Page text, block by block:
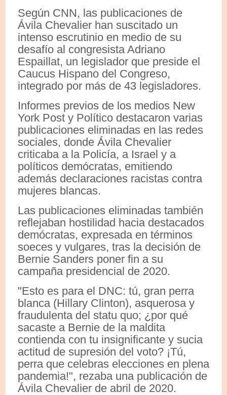
Según CNN, las publicaciones de
Ávila Chevalier han suscitado un
intenso escrutinio en medio de su
desafío al congresista Adriano
Espaillat, un legislador que preside el
Caucus Hispano del Congreso,
integrado por más de 43 legisladores.
Informes previos de los medios New
York Post y Político destacaron varias
publicaciones eliminadas en las redes
sociales, donde Ávila Chevalier
criticaba a la Policía, a Israel y a
políticos demócratas, emitiendo
además declaraciones racistas contra
mujeres blancas.
Las publicaciones eliminadas también
reflejaban hostilidad hacia destacados
demócratas, expresada en términos
soeces y vulgares, tras la decisión de
Bernie Sanders poner fin a su
campaña presidencial de 2020.
"Esto es para el DNC: tú, gran perra
blanca (Hillary Clinton), asquerosa y
fraudulenta del statu quo; ¿por qué
sacaste a Bernie de la maldita
contienda con tu insignificante y sucia
actitud de supresión del voto? ¡Tú,
perra que celebras elecciones en plena
pandemia!", rezaba una publicación de
Ávila Chevalier de abril de 2020.